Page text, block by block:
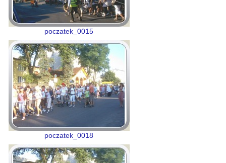
poczatek_0015
poczatek_0018